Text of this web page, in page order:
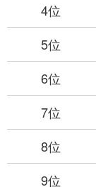
4位
5位
6位
7位
8位
9位